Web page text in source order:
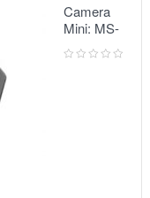
Camera
Mini: MS-
5068